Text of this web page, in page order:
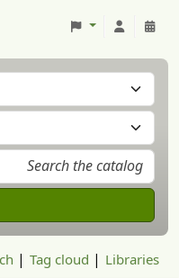
Tag cloud Libraries